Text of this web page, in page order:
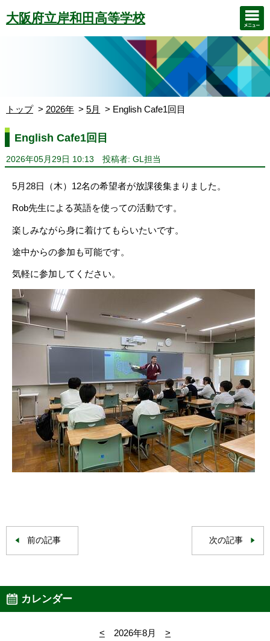
大阪府立岸和田高等学校
トップ 2026年 5月 English Cafe1回目
English Cafe1回目
2026年05月29日 10:13 投稿者: GL担当
5月28日（木）12名の希望者が放課後集まりました。
Rob先生による英語を使っての活動です。
楽しみながら身に着けてもらいたいです。
途中からの参加も可能です。
気軽に参加してください。
前の記事 次の記事
カレンダー
< 2026年8月
>